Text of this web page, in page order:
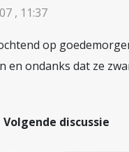
, 11:37
op
en ondanks dat ze
Volgende discussie